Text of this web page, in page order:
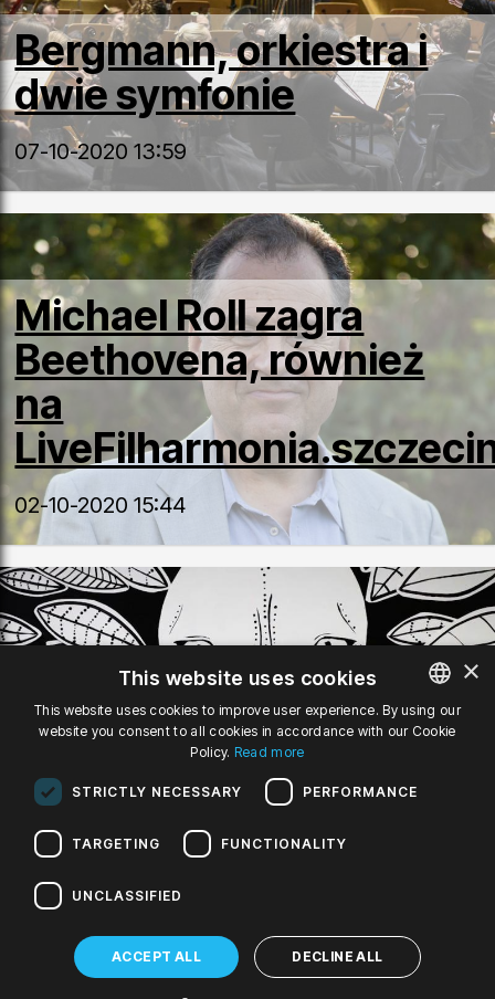
Bergmann, orkiestra i
dwie symfonie
07-10-2020 13:59
Michael Roll zagra
Beethovena, również
na
02-10-2020 15:44
EduFilharmonia z nową
energią w nowym
sezonie
02-10-2020 12:44
••• 127 129 130 131
•••
POLISH
×
This website uses cookies
This website uses cookies to improve user experience. By using our
website you consent to all cookies in accordance with our Cookie
Policy. Read more
STRICTLY NECESSARY PERFORMANCE
TARGETING FUNCTIONALITY
UNCLASSIFIED
ACCEPT ALL DECLINE ALL